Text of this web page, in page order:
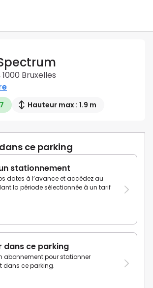
1000 Bruxelles
Hauteur max : 1.9 m
ce parking
stationnement
dates à l’avance et accédez au
la période sélectionnée à un tarif
dans ce parking
abonnement pour stationner
dans ce parking.